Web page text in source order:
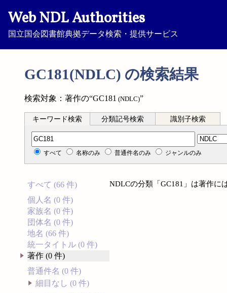
Web NDL Authorities
国立国会図書館典拠データ検索・提供サービス
GC181(NDLC) の検索結果
検索対象：著作の“GC181 (NDLC)”
キーワード検索 分類記号検索 識別子検索
分類記号検索
すべて 名称のみ 普通件名のみ ジャンルのみ
すべて (66 件)
個人名 (0 件)
家族名 (0 件)
団体名 (0 件)
地名 (66 件)
統一タイトル (0 件)
著作 (0 件)
普通件名 (0 件)
細目なし (0 件)
NDLCの分類「GC181」は著作に